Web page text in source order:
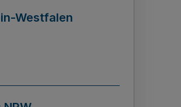
Westfalen